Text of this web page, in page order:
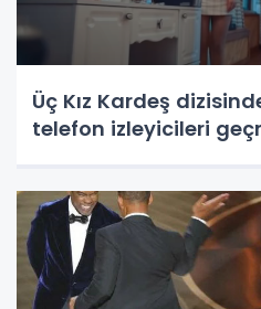
Üç Kız Kardeş
telefon izleyicileri